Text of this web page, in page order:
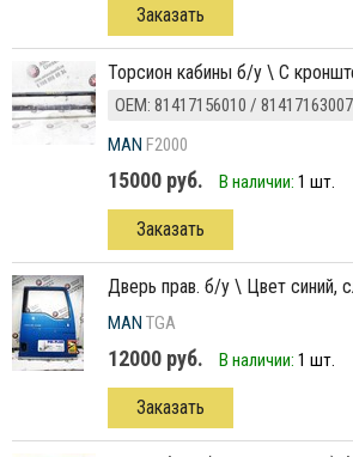
Заказать
торсион кабины б/у \ С
ОЕМ: 81417156010 /
MAN F2000
15000 руб. В наличии: 1 шт.
Заказать
дверь прав. б/у \ Цвет синий,
MAN TGA
12000 руб. В наличии: 1 шт.
Заказать